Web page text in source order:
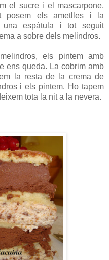
el sucre i el mascarpone,
posem els ametlles i la
una espàtula i tot seguit
a sobre dels melindros.
els pintem amb
ens queda. La cobrim amb
la resta de la crema de
i els pintem. Ho tapem
tota la nit a la nevera.